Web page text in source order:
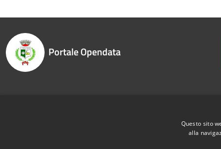
Portale Opendata
Questo sito
alla